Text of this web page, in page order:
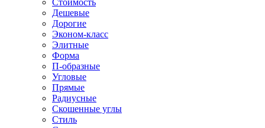
Стоимость
Дешевые
Дорогие
Эконом-класс
Элитные
Форма
П-образные
Угловые
Прямые
Радиусные
Скошенные углы
Стиль